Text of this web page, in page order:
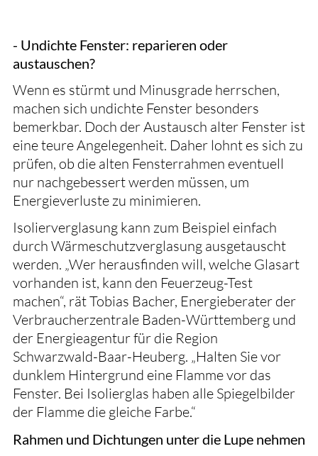
- Undichte Fenster: reparieren oder
austauschen?
Wenn es stürmt und Minusgrade herrschen,
machen sich undichte Fenster besonders
bemerkbar. Doch der Austausch alter Fenster ist
eine teure Angelegenheit. Daher lohnt es sich zu
prüfen, ob die alten Fensterrahmen eventuell
nur nachgebessert werden müssen, um
Energieverluste zu minimieren.
Isolierverglasung kann zum Beispiel einfach
durch Wärmeschutzverglasung ausgetauscht
werden. „Wer herausfinden will, welche Glasart
vorhanden ist, kann den Feuerzeug-Test
machen“, rät Tobias Bacher, Energieberater der
Verbraucherzentrale Baden-Württemberg und
der Energieagentur für die Region
Schwarzwald-Baar-Heuberg. „Halten Sie vor
dunklem Hintergrund eine Flamme vor das
Fenster. Bei Isolierglas haben alle Spiegelbilder
der Flamme die gleiche Farbe.“
Rahmen und Dichtungen unter die Lupe nehmen